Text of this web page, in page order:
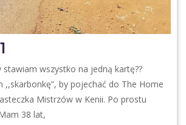
stawiam wszystko na jedną kartę??
,,skarbonkę”, by pojechać do The Home
Mistrzów w Kenii. Po prostu
38 lat,